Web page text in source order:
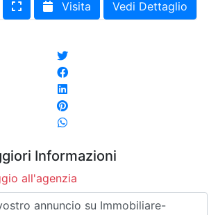
Visita Vedi Dettaglio
Informazioni
all'agenzia